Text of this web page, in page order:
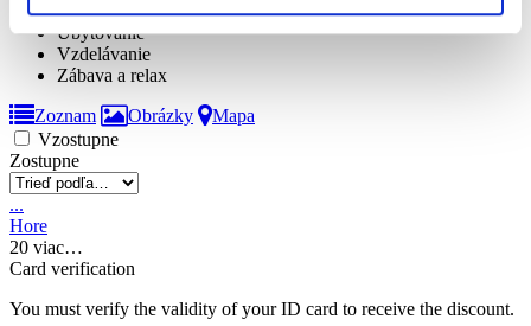
Šport
Ubytovanie
Vzdelávanie
Zábava a relax
Zoznam
Obrázky
Mapa
Vzostupne
Zostupne
...
Hore
20 viac…
Card verification
You must verify the validity of your ID card to receive the discount.